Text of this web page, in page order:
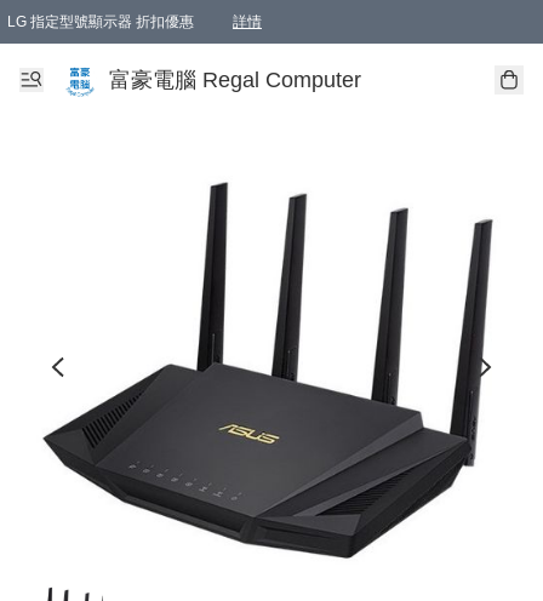
LG 指定型號顯示器 折扣優惠 詳情
富豪電腦 Regal Computer